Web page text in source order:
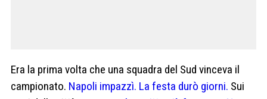
Era la prima volta che una squadra del Sud vinceva il
campionato. Napoli impazzì. La festa durò giorni. Sui